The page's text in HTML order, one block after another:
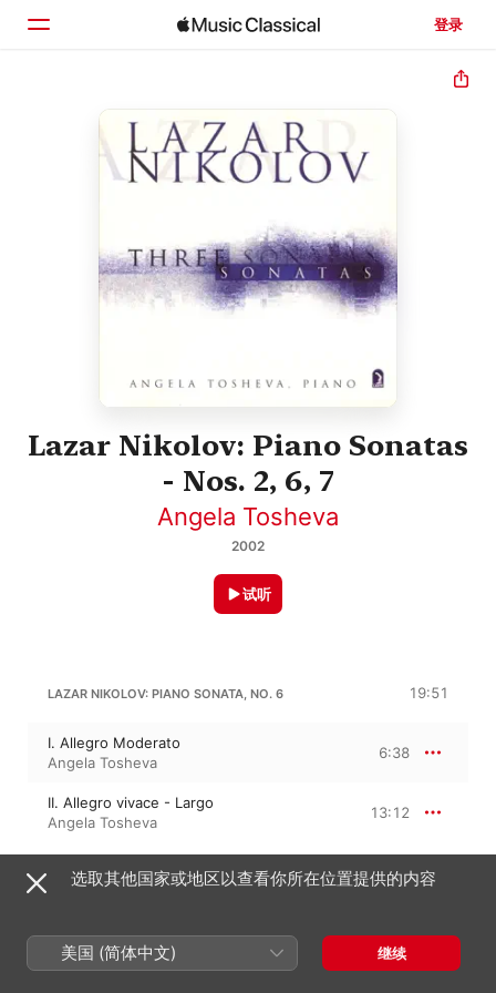
登录
主页
浏览
Lazar Nikolov: Piano Sonatas
- Nos. 2, 6, 7
Angela Tosheva
2002
试听
LAZAR NIKOLOV: PIANO SONATA, NO. 6 19:51
I. Allegro Moderato
Angela Tosheva
6:38
II. Allegro vivace - Largo
Angela Tosheva
13:12
LAZAR NIKOLOV: PIANO SONATA, NO. 7
Allegro
Angela Tosheva
24:36
选取其他国家或地区以查看你所在位置提供的内容
美国 (简体中文) 继续